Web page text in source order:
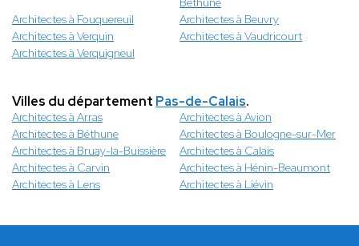
Architectes à Fouquereuil
Architectes à Beuvry
Architectes à Verquin
Architectes à Vaudricourt
Architectes à Verquigneul
Villes du département Pas-de-Calais.
Architectes à Arras
Architectes à Avion
Architectes à Béthune
Architectes à Boulogne-sur-Mer
Architectes à Bruay-la-Buissière
Architectes à Calais
Architectes à Carvin
Architectes à Hénin-Beaumont
Architectes à Lens
Architectes à Liévin